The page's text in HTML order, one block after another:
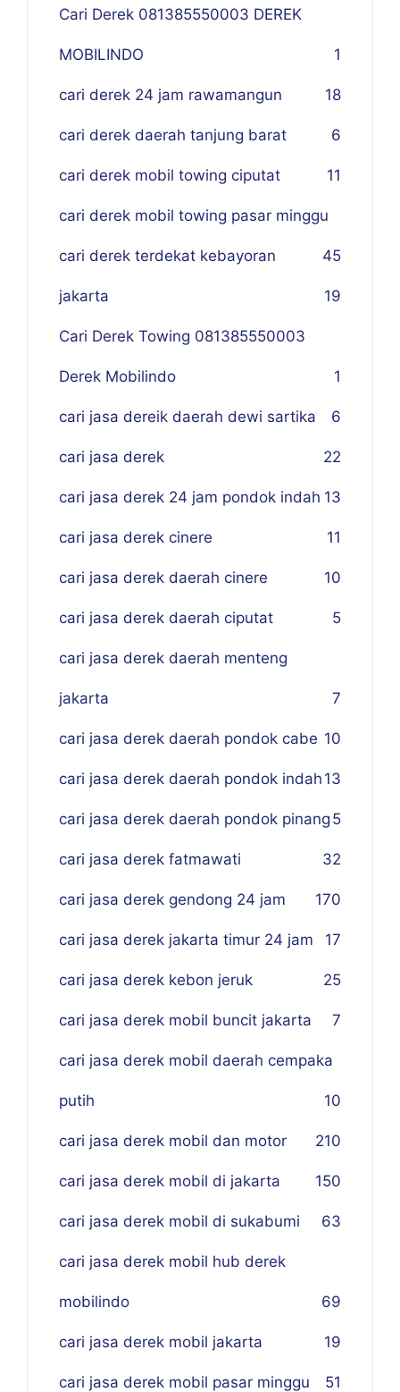
Cari Derek 081385550003 DEREK
MOBILINDO 1
cari derek 24 jam rawamangun 18
cari derek daerah tanjung barat 6
cari derek mobil towing ciputat 11
cari derek mobil towing pasar minggu
45
cari derek terdekat kebayoran
jakarta 19
Cari Derek Towing 081385550003
Derek Mobilindo 1
cari jasa dereik daerah dewi sartika 6
cari jasa derek 22
cari jasa derek 24 jam pondok indah 13
cari jasa derek cinere 11
cari jasa derek daerah cinere 10
cari jasa derek daerah ciputat 5
cari jasa derek daerah menteng
jakarta 7
cari jasa derek daerah pondok cabe 10
cari jasa derek daerah pondok indah 13
cari jasa derek daerah pondok pinang 5
cari jasa derek fatmawati 32
cari jasa derek gendong 24 jam 170
cari jasa derek jakarta timur 24 jam 17
cari jasa derek kebon jeruk 25
cari jasa derek mobil buncit jakarta 7
cari jasa derek mobil daerah cempaka
putih 10
cari jasa derek mobil dan motor 210
cari jasa derek mobil di jakarta 150
cari jasa derek mobil di sukabumi 63
cari jasa derek mobil hub derek
mobilindo 69
cari jasa derek mobil jakarta 19
cari jasa derek mobil pasar minggu 51